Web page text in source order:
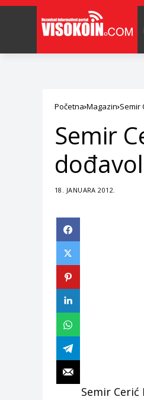
Početna Magazin Semir
Semir
18. JANUARA 2012.
Semir